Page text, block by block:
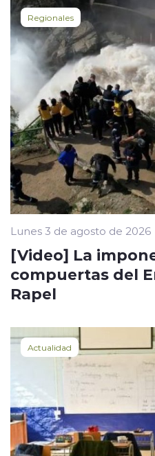
Regionales
Lunes 3 de agosto de 2026
[Video] La
compuertas del
Rapel
Actualidad